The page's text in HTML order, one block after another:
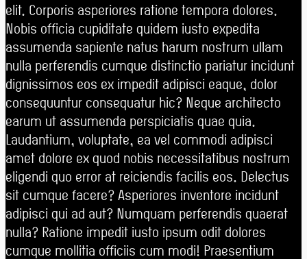
elit. Corporis asperiores ratione tempora dolores.
Nobis officia cupiditate quidem iusto expedita
assumenda sapiente natus harum nostrum ullam
nulla perferendis cumque distinctio pariatur incidunt
dignissimos eos ex impedit adipisci eaque, dolor
consequuntur consequatur hic? Neque architecto
earum ut assumenda perspiciatis quae quia.
Laudantium, voluptate, ea vel commodi adipisci
amet dolore ex quod nobis necessitatibus nostrum
eligendi quo error at reiciendis facilis eos. Delectus
sit cumque facere? Asperiores inventore incidunt
adipisci qui ad aut? Numquam perferendis quaerat
nulla? Ratione impedit iusto ipsum odit dolores
cumque mollitia officiis cum modi! Praesentium